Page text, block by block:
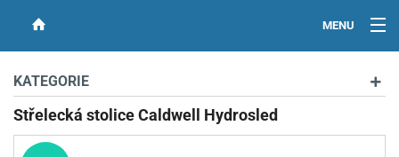
MENU
OPTIKA
STŘELIVO
KATEGORIE
Střelecká stolice Caldwell Hydrosled